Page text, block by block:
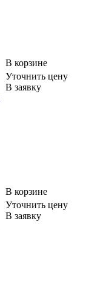
В корзине
Уточнить цену
В заявку
В корзине
Уточнить цену
В заявку